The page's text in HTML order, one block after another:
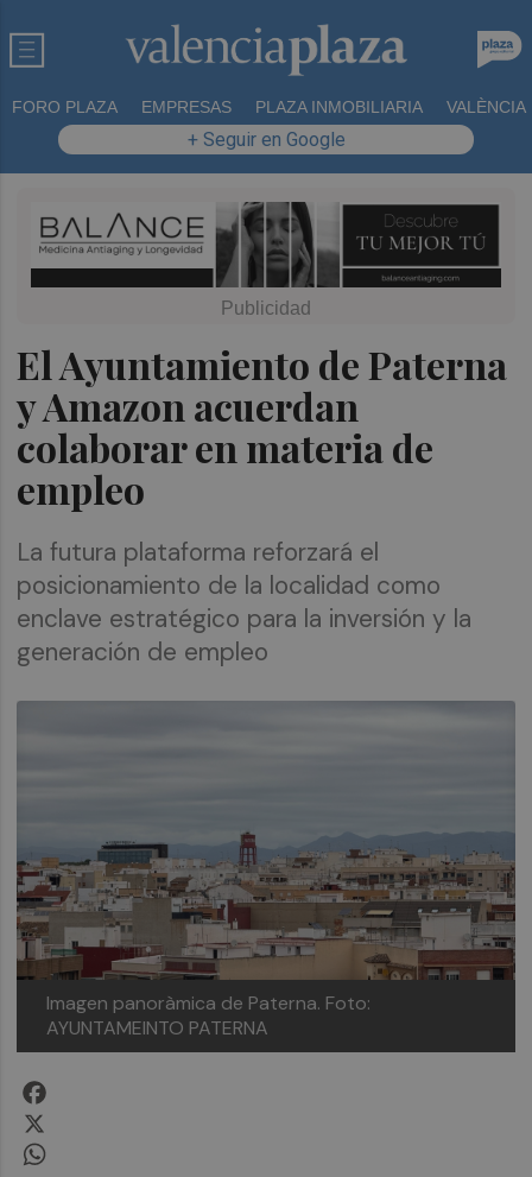
FORO PLAZA EMPRESAS PLAZA INMOBILIARIA VALÈNCIA
+ Seguir en Google
El Ayuntamiento de Paterna
y Amazon acuerdan
colaborar en materia de
empleo
La futura plataforma reforzará el
posicionamiento de la localidad como
enclave estratégico para la inversión y la
generación de empleo
Imagen panoràmica de Paterna. Foto:
AYUNTAMEINTO PATERNA